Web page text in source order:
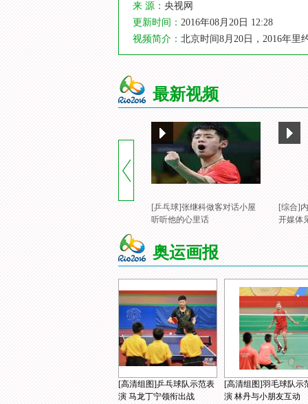
来 源： 央视网
更新时间： 2016年08月20日 12:28
视频简介： 北京时间8月20日，2016年
最新视频
[乒乓球]张继科做客对话小屋
听听他的心里话
[综合]
开媒体
奥运画报
[高清组图]乒乓球队示范表
演 马龙丁宁领衔出战
[高清组图]羽毛球队示
演 林丹与小朋友互动